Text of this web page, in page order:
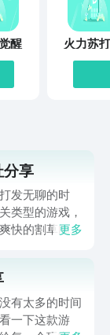
醒
火力苏
享
发无聊的时
类型的游戏，
快的割草闯关
门槛还是比较
很适合用来去
的比较高。
更多
有太多的时间
一下这款游